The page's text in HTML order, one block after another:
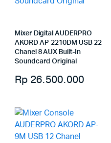
Mixer Digital AUDERPRO
AKORD AP-2210DM USB 22
Chanel 8 AUX Built-In
Soundcard Original
Rp 26.500.000